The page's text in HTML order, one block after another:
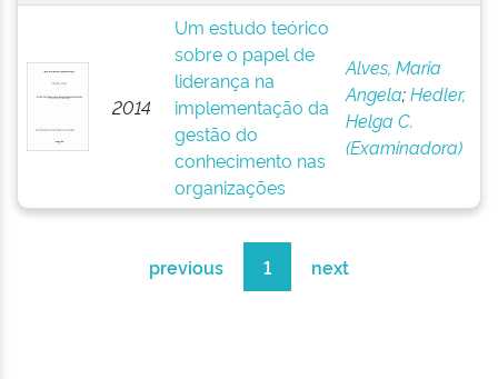
2014
Um estudo teórico
sobre o papel de
liderança na
implementação da
gestão do
conhecimento nas
organizações
Alves, Maria
Angela;Hedler,
Helga C.
(Examinadora)
previous 1 next